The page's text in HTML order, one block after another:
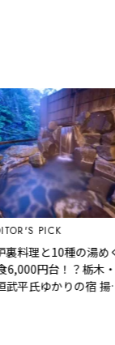
PICK
理と10種の湯めぐり
円台！？栃木・湯
氏ゆかりの宿 揚